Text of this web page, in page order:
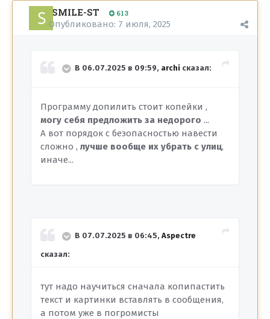
SMILE-ST 613
Опубликовано: 7 июля, 2025
В 06.07.2025 в 09:59, archi сказал:
Программу допилить стоит копейки ,
могу себя предложить за недорого ...
А вот порядок с безопасностью навести
сложно , лучше вообще их убрать с улиц,
иначе...
В 07.07.2025 в 06:45, Aspectre
сказал:
тут надо научиться сначала копипастить
текст и картинки вставлять в сообщения,
а потом уже в погромисты